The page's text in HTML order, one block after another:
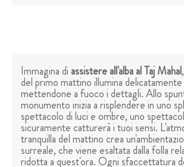
Immagina di assistere all'alba al Taj Mahal
del primo mattino illumina
mettendone a fuoco i dettagli. Allo
monumento inizia a risplendere in uno
spettacolo di luci e ombre, uno
sicuramente catturerà i tuoi sensi.
tranquilla del mattino crea
surreale, che viene esaltata dalla folla
ridotta a quest'ora. Ogni sfaccettatura